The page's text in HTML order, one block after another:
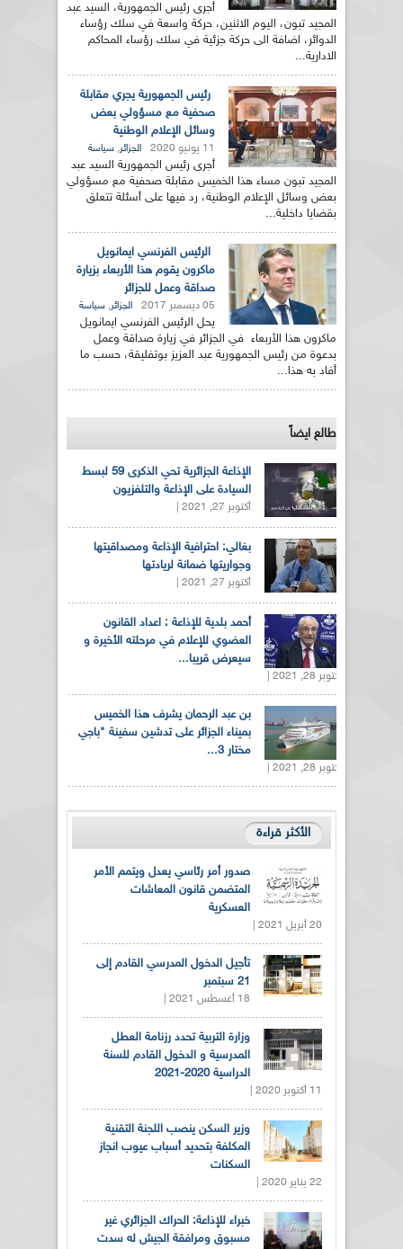
أجرى رئيس الجمهورية، السيد عبد
المجيد تبون، اليوم الاثنين، حركة واسعة في سلك رؤساء
الدوائر، اضافة الى حركة جزئية في سلك رؤساء المحاكم
الادارية...
رئيس الجمهورية يجري مقابلة
صحفية مع مسؤولي بعض
وسائل الإعلام الوطنية
11 يونيو 2020 الجزائر, سياسة
أجرى رئيس الجمهورية السيد عبد
المجيد تبون مساء هذا الخميس مقابلة صحفية مع مسؤولي
بعض وسائل الإعلام الوطنية، رد فيها على أسئلة تتعلق
بقضايا داخلية...
الرئيس الفرنسي ايمانويل
ماكرون يقوم هذا الأربعاء بزيارة
صداقة وعمل للجزائر
05 ديسمبر 2017 الجزائر, سياسة
يحل الرئيس الفرنسي ايمانويل
ماكرون هذا الأربعاء في الجزائر في زيارة صداقة وعمل
بدعوة من رئيس الجمهورية عبد العزيز بوتفليقة، حسب ما
أفاد به هذا...
طالع ايضاً
الإذاعة الجزائرية تحي الذكرى 59 لبسط
السيادة على الإذاعة والتلفزيون
أكتوبر 27, 2021 |
بغالي: احترافية الإذاعة ومصداقيتها
وجواريتها ضمانة لريادتها
أكتوبر 27, 2021 |
أحمد بلدية للإذاعة : اعداد القانون
العضوي للإعلام في مرحلته الأخيرة و
سيعرض قريبا...
أكتوبر 28, 2021 |
بن عبد الرحمان يشرف هذا الخميس
بميناء الجزائر على تدشين سفينة "باجي
مختار 3...
أكتوبر 28, 2021 |
الأكثر قراءة
صدور أمر رئاسي يعدل ويتمم الأمر
المتضمن قانون المعاشات
العسكرية
20 أبريل 2021 |
تأجيل الدخول المدرسي القادم إلى
21 سبتمبر
18 أغسطس 2021 |
وزارة التربية تحدد رزنامة العطل
المدرسية و الدخول القادم للسنة
الدراسية 2020-2021
11 أكتوبر 2020 |
وزير السكن ينصب اللجنة التقنية
المكلفة بتحديد أسباب عيوب انجاز
السكنات
22 يناير 2020 |
خبراء للإذاعة: الحراك الجزائري غير
مسبوق ومرافقة الجيش له سدت